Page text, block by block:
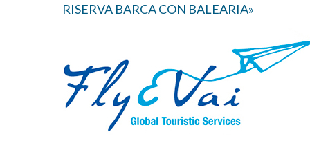
RISERVA BARCA CON BALEARIA»